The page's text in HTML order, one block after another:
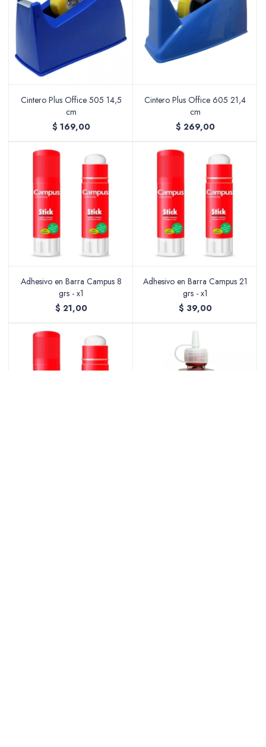
Cintero Plus Office 505 14,5
cm
$ 169,00
Cintero Plus Office 605 21,4
cm
$ 269,00
Adhesivo en Barra Campus 8
grs - x1
$ 21,00
Adhesivo en Barra Campus 21
grs - x1
$ 39,00